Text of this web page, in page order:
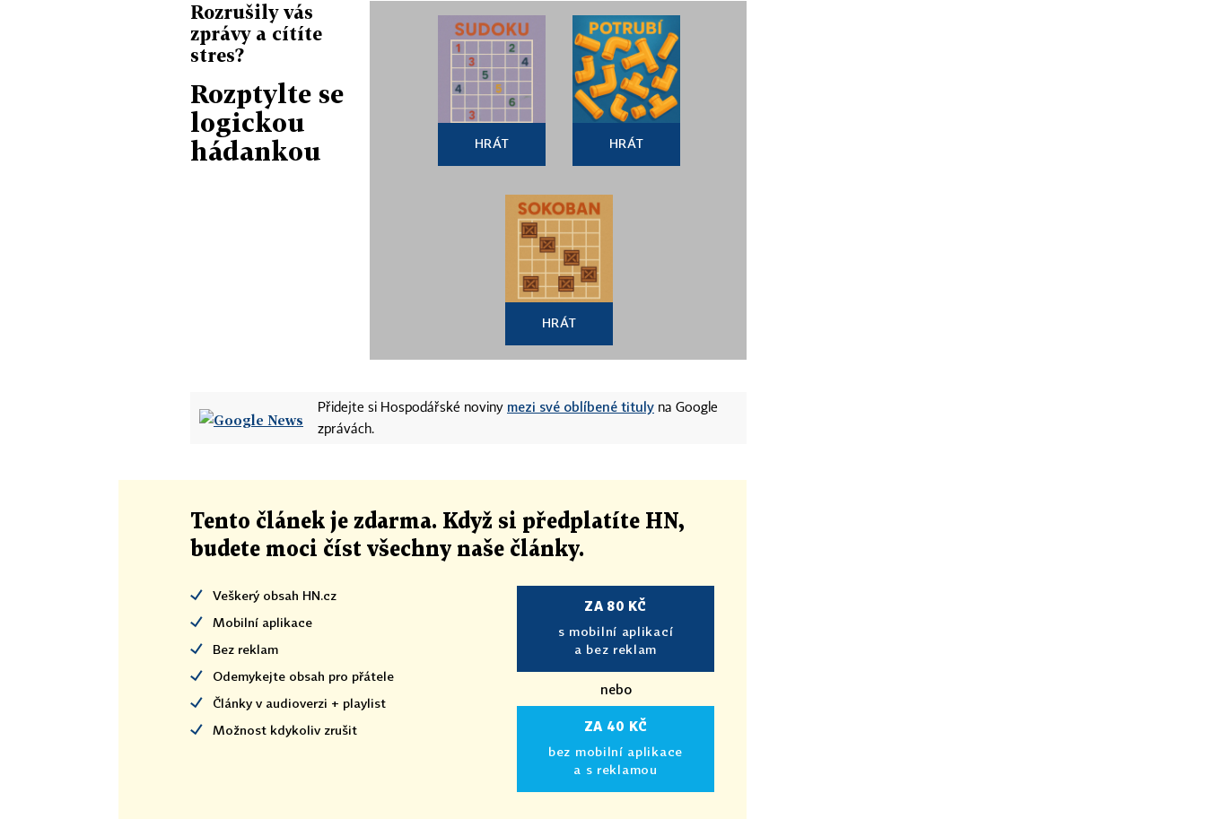
Rozrušily vás
zprávy a cítíte
stres?
Rozptylte se
logickou
hádankou
HRÁT HRÁT
HRÁT
Přidejte si Hospodářské noviny mezi své oblíbené tituly na Google
zprávách.
Tento článek je zdarma. Když si předplatíte HN,
budete moci číst všechny naše články.
Veškerý obsah HN.cz
Mobilní aplikace
Bez reklam
Odemykejte obsah pro přátele
Články v audioverzi + playlist
Možnost kdykoliv zrušit
ZA 80 KČ
s mobilní aplikací
a bez reklam
nebo
ZA 40 KČ
bez mobilní aplikace
a s reklamou